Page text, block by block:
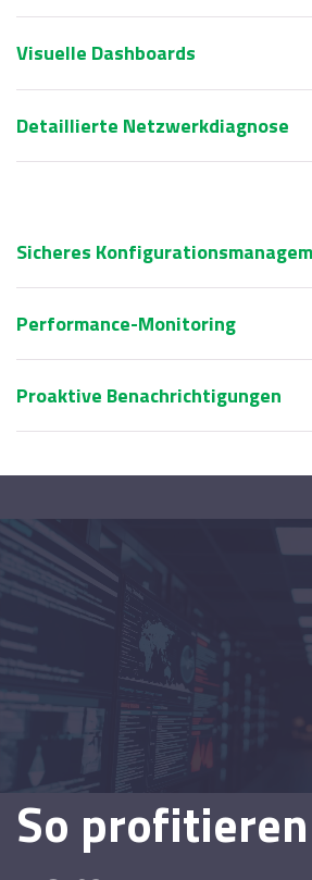
Visuelle Dashboards
Detaillierte Netzwerkdiagnose
Sicheres
Performance-Monitoring
Proaktive Benachrichtigungen
So